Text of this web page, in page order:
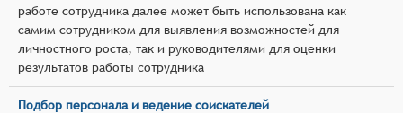
работе сотрудника далее может быть использована как
самим сотрудником для выявления возможностей для
личностного роста, так и руководителями для оценки
результатов работы сотрудника
Подбор персонала и ведение соискателей